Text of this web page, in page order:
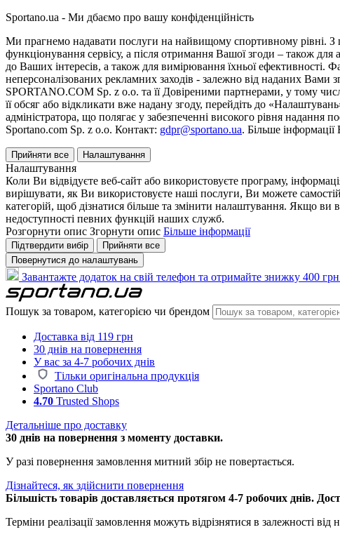
Sportano.ua - Ми дбаємо про вашу конфіденційність
Ми прагнемо надавати послуги на найвищому спортивному рівні. З
функціонування сервісу, а після отримання Вашої згоди – також для
до Ваших інтересів, а також для вимірювання їхньої ефективності.
неперсоналізованих рекламних заходів - залежно від наданих
SPORTANO.COM Sp. z o.o. та її Довіреними партнерами, у тому
її обсяг або відкликати вже надану згоду, перейдіть до
адміністратора, що полягає у забезпеченні високого рівня надання
Sportano.com Sp. z o.o. Контакт: gdpr@sportano.ua. Більше
Прийняти все Налаштування
Налаштування
Коли Ви відвідуєте веб-сайт або використовуєте програму,
вирішувати, як Ви використовуєте наші послуги, Ви можете
категорій, щоб дізнатися більше та змінити налаштування. Якщо ви
недоступності певних функцій наших служб.
Розгорнути опис Згорнути опис Більше інформації
Підтвердити вибір
Прийняти все
Повернутися до налаштувань
Завантажте додаток на свій телефон та отримайте знижку 400
Пошук за товаром, категорією чи брендом
Доставка від 119 грн
30 днів на повернення
У вас за 4-7 робочих днів
Тільки оригінальна продукція
Sportano Club
4.70 Trusted Shops
Детальніше про доставку
30 днів на повернення з моменту доставки.
У разі повернення замовлення митний збір не повертається.
Дізнайтеся, як здійснити повернення
Більшість товарів доставляється протягом 4-7 робочих днів.
Терміни реалізації замовлення можуть відрізнятися в залежності від